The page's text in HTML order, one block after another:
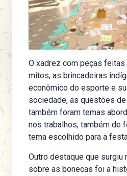
O xadrez com peças
mitos, as brincadeiras
econômico do esporte e
sociedade, as questões
também foram temas
nos trabalhos, também de
tema escolhido para a
Outro destaque que surgiu
sobre as bonecas foi a